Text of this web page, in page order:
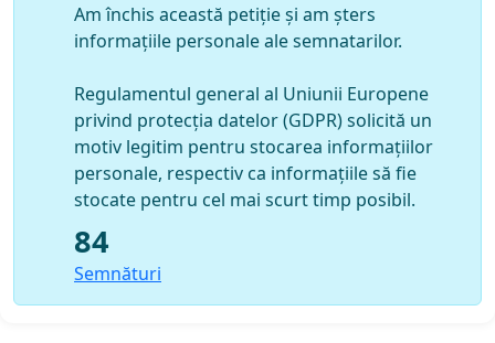
Am închis această petiție și am șters
informațiile personale ale semnatarilor.
Regulamentul general al Uniunii Europene
privind protecția datelor (GDPR) solicită un
motiv legitim pentru stocarea informațiilor
personale, respectiv ca informațiile să fie
stocate pentru cel mai scurt timp posibil.
84
Semnături